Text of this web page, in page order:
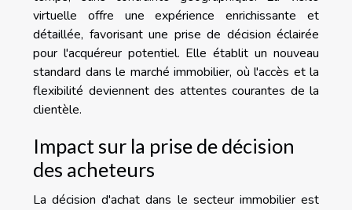
virtuelle offre une expérience enrichissante et
détaillée, favorisant une prise de décision éclairée
pour l'acquéreur potentiel. Elle établit un nouveau
standard dans le marché immobilier, où l'accès et la
flexibilité deviennent des attentes courantes de la
clientèle.
Impact sur la prise de décision
des acheteurs
La décision d'achat dans le secteur immobilier est